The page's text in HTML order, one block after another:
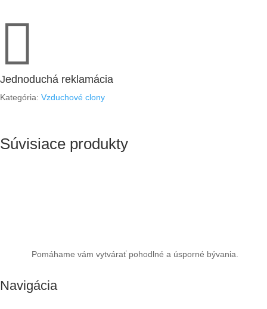

Jednoduchá reklamácia
Kategória: Vzduchové clony
Súvisiace produkty
Pomáhame vám vytvárať pohodlné a úsporné bývania.
Navigácia